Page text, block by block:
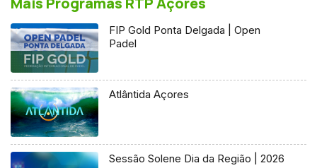
FIP Gold Ponta Delgada | Open
Padel
Atlântida Açores
Sessão Solene Dia da Região | 2026